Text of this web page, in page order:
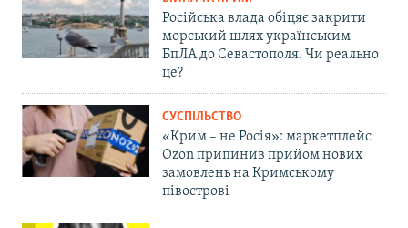
Російська влада обіцяє закрити
морський шлях українським
БпЛА до Севастополя. Чи реально
це?
СУСПІЛЬСТВО
«Крим – не Росія»: маркетплейс
Ozon припинив прийом нових
замовлень на Кримському
півострові